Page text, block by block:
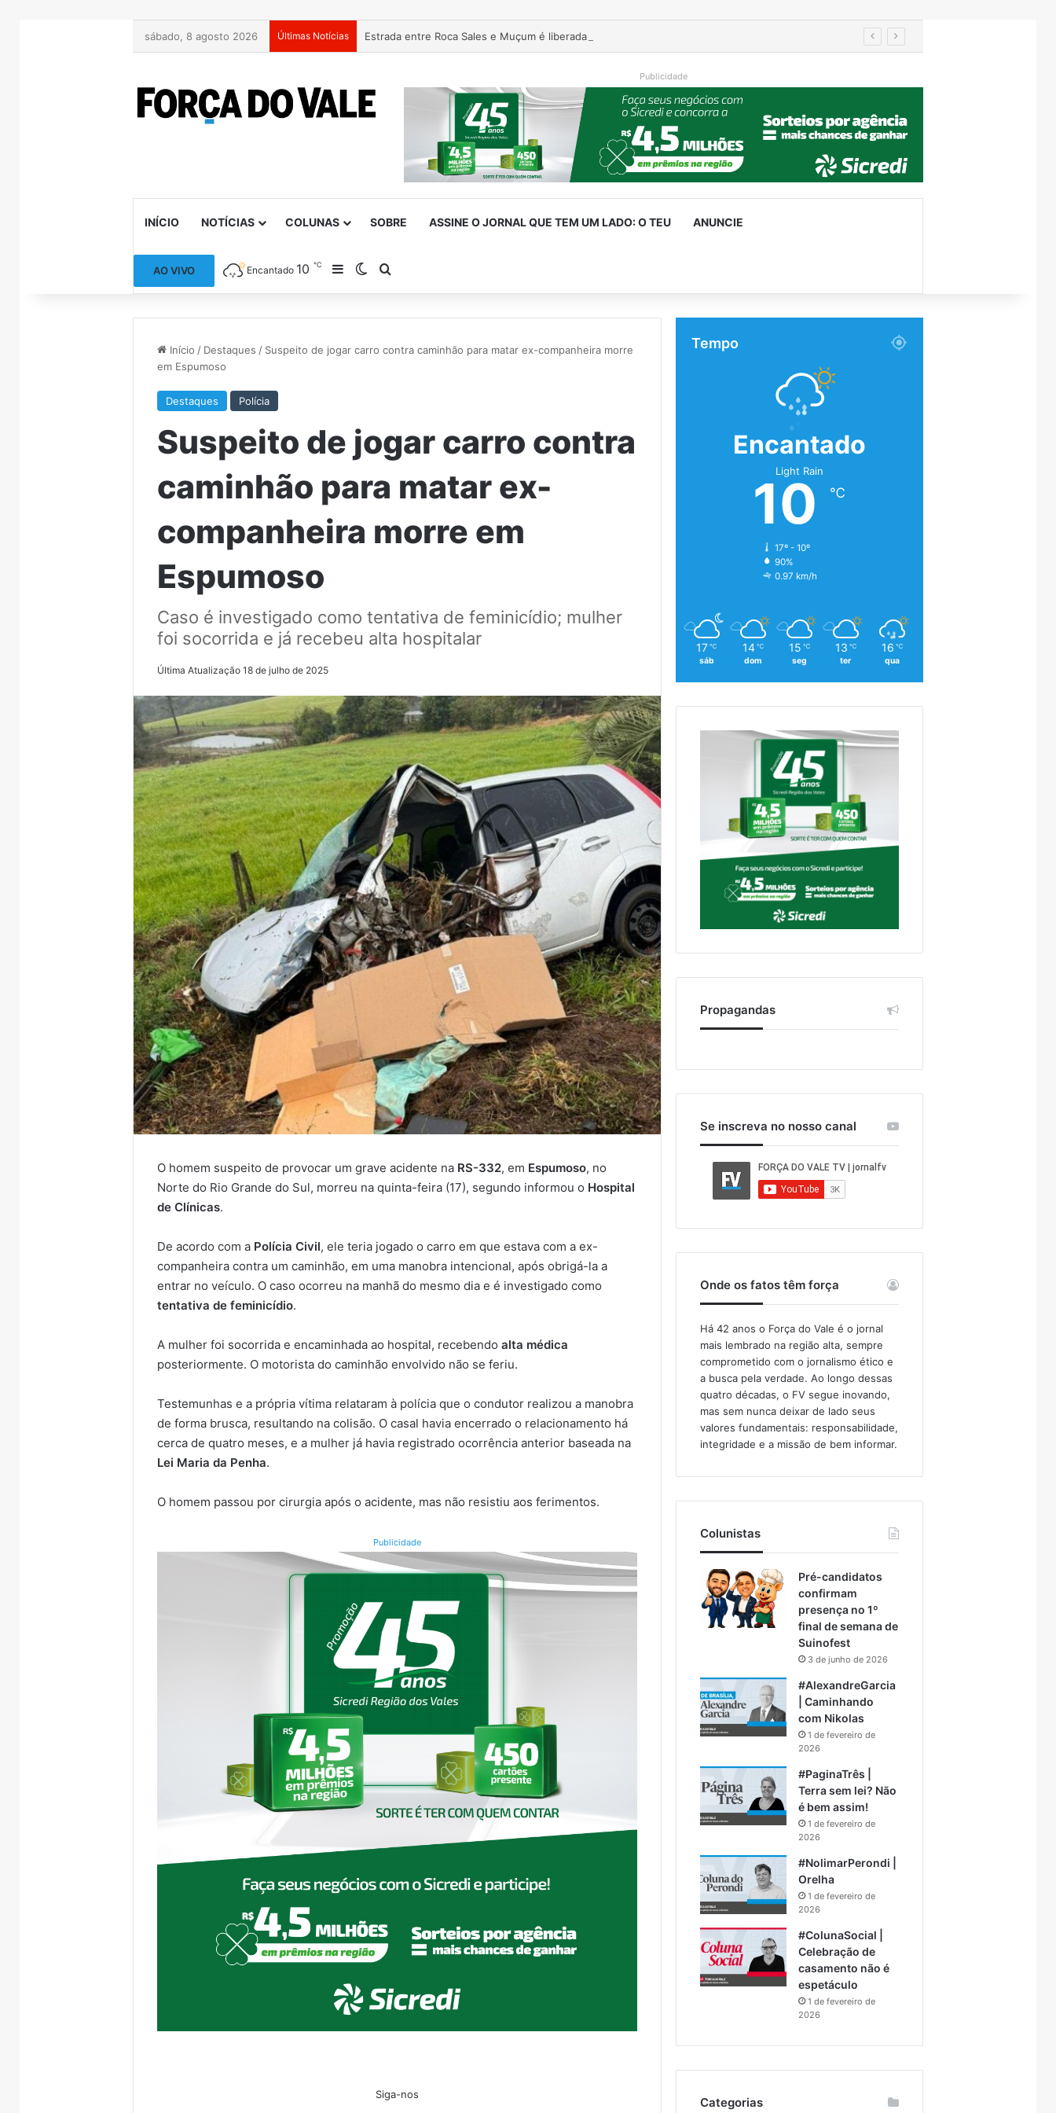
sábado, 8 agosto 2026 Últimas Notícias Estrada entre Roca Sales e Muçum é liberada após serviços de manutenção
Publicidade
INÍCIO NOTÍCIAS COLUNAS SOBRE ASSINE O JORNAL QUE TEM UM LADO: O TEU ANUNCIE
AO VIVO Encantado 10℃ Barra Lateral
Switch skin
Início / Destaques / Suspeito de jogar carro contra caminhão para matar ex-companheira morre
em Espumoso
Destaques Polícia
Suspeito de jogar carro contra
caminhão para matar ex-
companheira morre em
Espumoso
Caso é investigado como tentativa de feminicídio; mulher
foi socorrida e já recebeu alta hospitalar
Última Atualização 18 de julho de 2025
O homem suspeito de provocar um grave acidente na RS-332, em Espumoso, no
Norte do Rio Grande do Sul, morreu na quinta-feira (17), segundo informou o Hospital
de Clínicas.
De acordo com a Polícia Civil, ele teria jogado o carro em que estava com a ex-
companheira contra um caminhão, em uma manobra intencional, após obrigá-la a
entrar no veículo. O caso ocorreu na manhã do mesmo dia e é investigado como
tentativa de feminicídio.
A mulher foi socorrida e encaminhada ao hospital, recebendoalta médica
posteriormente. O motorista do caminhão envolvido não se feriu.
Testemunhas e a própria vítima relataram à polícia que o condutor realizou a manobra
de forma brusca, resultando na colisão. O casal havia encerrado o relacionamento há
cerca de quatro meses, e a mulher já havia registrado ocorrência anterior baseada na
Lei Maria da Penha.
O homem passou por cirurgia após o acidente, mas não resistiu aos ferimentos.
Publicidade
Siga-nos
Tempo
Encantado
Light Rain
10 ℃
17º - 10º
90%
0.97 km/h
17 ℃
sáb
14 ℃
dom
15 ℃
seg
13 ℃
ter
16 ℃
qua
Propagandas
Se inscreva no nosso canal
Onde os fatos têm força
Há 42 anos o Força do Vale é o jornal
mais lembrado na região alta, sempre
comprometido com o jornalismo ético e
a busca pela verdade. Ao longo dessas
quatro décadas, o FV segue inovando,
mas sem nunca deixar de lado seus
valores fundamentais: responsabilidade,
integridade e a missão de bem informar.​
Colunistas
Pré-candidatos
confirmam
presença no 1º
final de semana de
Suinofest
3 de junho de 2026
#AlexandreGarcia
| Caminhando
com Nikolas
1 de fevereiro de
2026
#PaginaTrês |
Terra sem lei? Não
é bem assim!
1 de fevereiro de
2026
#NolimarPerondi |
Orelha
1 de fevereiro de
2026
#ColunaSocial |
Celebração de
casamento não é
espetáculo
1 de fevereiro de
2026
Categorias